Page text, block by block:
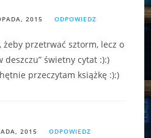
2015 ODPOWIEDZ
żeby przetrwać sztorm, lecz o
deszczu” świetny cytat :):)
przeczytam książkę :):)
2015 ODPOWIEDZ